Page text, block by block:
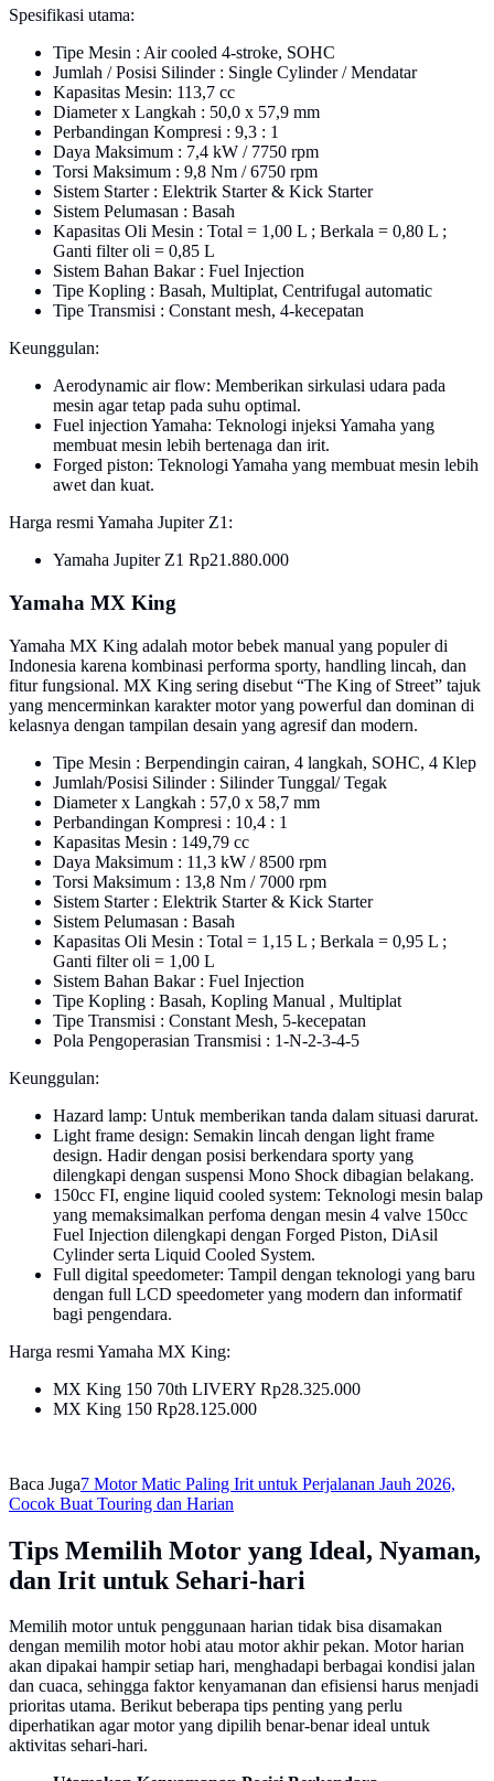
Spesifikasi utama:
Tipe Mesin : Air cooled 4-stroke, SOHC
Jumlah / Posisi Silinder : Single Cylinder / Mendatar
Kapasitas Mesin: 113,7 cc
Diameter x Langkah : 50,0 x 57,9 mm
Perbandingan Kompresi : 9,3 : 1
Daya Maksimum : 7,4 kW / 7750 rpm
Torsi Maksimum : 9,8 Nm / 6750 rpm
Sistem Starter : Elektrik Starter & Kick Starter
Sistem Pelumasan : Basah
Kapasitas Oli Mesin : Total = 1,00 L ; Berkala = 0,80 L ;
Ganti filter oli = 0,85 L
Sistem Bahan Bakar : Fuel Injection
Tipe Kopling : Basah, Multiplat, Centrifugal automatic
Tipe Transmisi : Constant mesh, 4-kecepatan
Keunggulan:
Aerodynamic air flow: Memberikan sirkulasi udara pada
mesin agar tetap pada suhu optimal.
Fuel injection Yamaha: Teknologi injeksi Yamaha yang
membuat mesin lebih bertenaga dan irit.
Forged piston: Teknologi Yamaha yang membuat mesin lebih
awet dan kuat.
Harga resmi Yamaha Jupiter Z1:
Yamaha Jupiter Z1 Rp21.880.000
Yamaha MX King
Yamaha MX King adalah motor bebek manual yang populer di
Indonesia karena kombinasi performa sporty, handling lincah, dan
fitur fungsional. MX King sering disebut “The King of Street” tajuk
yang mencerminkan karakter motor yang powerful dan dominan di
kelasnya dengan tampilan desain yang agresif dan modern.
Tipe Mesin : Berpendingin cairan, 4 langkah, SOHC, 4 Klep
Jumlah/Posisi Silinder : Silinder Tunggal/ Tegak
Diameter x Langkah : 57,0 x 58,7 mm
Perbandingan Kompresi : 10,4 : 1
Kapasitas Mesin : 149,79 cc
Daya Maksimum : 11,3 kW / 8500 rpm
Torsi Maksimum : 13,8 Nm / 7000 rpm
Sistem Starter : Elektrik Starter & Kick Starter
Sistem Pelumasan : Basah
Kapasitas Oli Mesin : Total = 1,15 L ; Berkala = 0,95 L ;
Ganti filter oli = 1,00 L
Sistem Bahan Bakar : Fuel Injection
Tipe Kopling : Basah, Kopling Manual , Multiplat
Tipe Transmisi : Constant Mesh, 5-kecepatan
Pola Pengoperasian Transmisi : 1-N-2-3-4-5
Keunggulan:
Hazard lamp: Untuk memberikan tanda dalam situasi darurat.
Light frame design: Semakin lincah dengan light frame
design. Hadir dengan posisi berkendara sporty yang
dilengkapi dengan suspensi Mono Shock dibagian belakang.
150cc FI, engine liquid cooled system: Teknologi mesin balap
yang memaksimalkan perfoma dengan mesin 4 valve 150cc
Fuel Injection dilengkapi dengan Forged Piston, DiAsil
Cylinder serta Liquid Cooled System.
Full digital speedometer: Tampil dengan teknologi yang baru
dengan full LCD speedometer yang modern dan informatif
bagi pengendara.
Harga resmi Yamaha MX King:
MX King 150 70th LIVERY Rp28.325.000
MX King 150 Rp28.125.000
Baca Juga7 Motor Matic Paling Irit untuk Perjalanan Jauh 2026,
Cocok Buat Touring dan Harian
Tips Memilih Motor yang Ideal, Nyaman,
dan Irit untuk Sehari-hari
Memilih motor untuk penggunaan harian tidak bisa disamakan
dengan memilih motor hobi atau motor akhir pekan. Motor harian
akan dipakai hampir setiap hari, menghadapi berbagai kondisi jalan
dan cuaca, sehingga faktor kenyamanan dan efisiensi harus menjadi
prioritas utama. Berikut beberapa tips penting yang perlu
diperhatikan agar motor yang dipilih benar-benar ideal untuk
aktivitas sehari-hari.